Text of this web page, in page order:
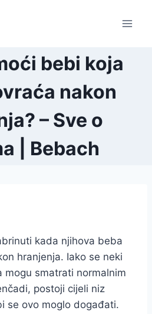
bebi koja
nakon
– Sve o
| Bebach
kada njihova beba
hranjenja. Iako se neki
mogu smatrati normalnim
postoji cijeli niz
se ovo moglo događati.